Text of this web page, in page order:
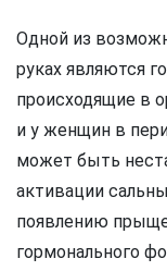
Одной из
руках являются
происходящие в
и у женщин в
может быть
активации
появлению
гормонального